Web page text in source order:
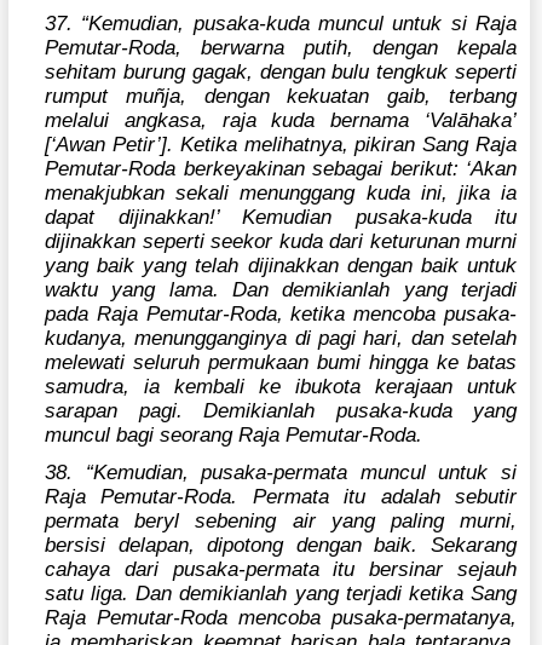
37. “Kemudian, pusaka-kuda muncul untuk si Raja
Pemutar-Roda, berwarna putih, dengan kepala
sehitam burung gagak, dengan bulu tengkuk seperti
rumput muñja, dengan kekuatan gaib, terbang
melalui angkasa, raja kuda bernama ‘Valāhaka’
[‘Awan Petir’]. Ketika melihatnya, pikiran Sang Raja
Pemutar-Roda berkeyakinan sebagai berikut: ‘Akan
menakjubkan sekali menunggang kuda ini, jika ia
dapat dijinakkan!’ Kemudian pusaka-kuda itu
dijinakkan seperti seekor kuda dari keturunan murni
yang baik yang telah dijinakkan dengan baik untuk
waktu yang lama. Dan demikianlah yang terjadi
pada Raja Pemutar-Roda, ketika mencoba pusaka-
kudanya, menungganginya di pagi hari, dan setelah
melewati seluruh permukaan bumi hingga ke batas
samudra, ia kembali ke ibukota kerajaan untuk
sarapan pagi. Demikianlah pusaka-kuda yang
muncul bagi seorang Raja Pemutar-Roda.
38. “Kemudian, pusaka-permata muncul untuk si
Raja Pemutar-Roda. Permata itu adalah sebutir
permata beryl sebening air yang paling murni,
bersisi delapan, dipotong dengan baik. Sekarang
cahaya dari pusaka-permata itu bersinar sejauh
satu liga. Dan demikianlah yang terjadi ketika Sang
Raja Pemutar-Roda mencoba pusaka-permatanya,